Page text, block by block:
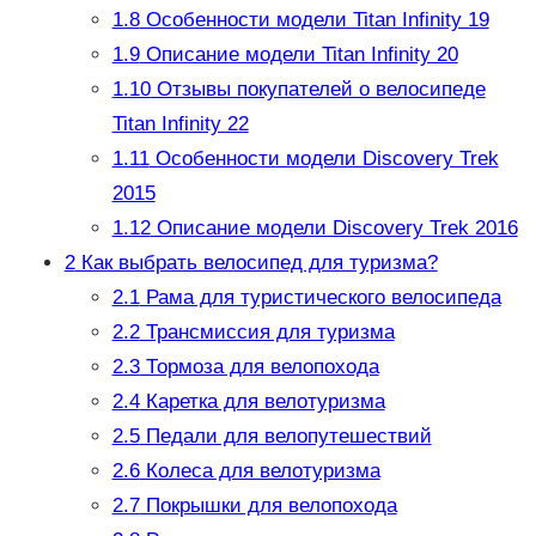
1.8Особенности модели Titan Infinity 19
1.9Описание модели Titan Infinity 20
1.10Отзывы покупателей о велосипеде
Titan Infinity 22
1.11Особенности модели Discovery Trek
2015
1.12Описание модели Discovery Trek 2016
2Как выбрать велосипед для туризма?
2.1Рама для туристического велосипеда
2.2Трансмиссия для туризма
2.3Тормоза для велопохода
2.4Каретка для велотуризма
2.5Педали для велопутешествий
2.6Колеса для велотуризма
2.7Покрышки для велопохода